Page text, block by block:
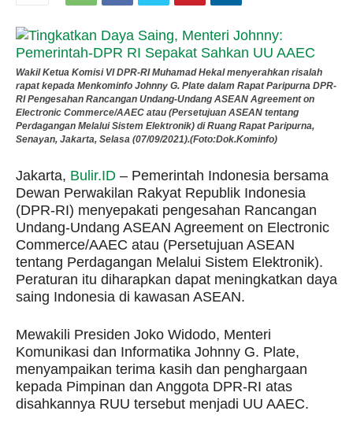
Wakil Ketua Komisi VI DPR-RI Muhamad Hekal menyerahkan risalah
rapat kepada Menkominfo Johnny G. Plate dalam Rapat Paripurna DPR-
RI Pengesahan Rancangan Undang-Undang ASEAN Agreement on
Electronic Commerce/AAEC atau (Persetujuan ASEAN tentang
Perdagangan Melalui Sistem Elektronik) di Ruang Rapat Paripurna,
Senayan, Jakarta, Selasa (07/09/2021).(Foto:Dok.Kominfo)
Jakarta, Bulir.ID – Pemerintah Indonesia bersama
Dewan Perwakilan Rakyat Republik Indonesia
(DPR-RI) menyepakati pengesahan Rancangan
Undang-Undang ASEAN Agreement on Electronic
Commerce/AAEC atau (Persetujuan ASEAN
tentang Perdagangan Melalui Sistem Elektronik).
Peraturan itu diharapkan dapat meningkatkan daya
saing Indonesia di kawasan ASEAN.
Mewakili Presiden Joko Widodo, Menteri
Komunikasi dan Informatika Johnny G. Plate,
menyampaikan terima kasih dan penghargaan
kepada Pimpinan dan Anggota DPR-RI atas
disahkannya RUU tersebut menjadi UU AAEC.